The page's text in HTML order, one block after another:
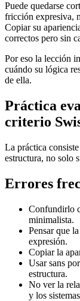
Puede quedarse
fricción expresiva,
Copiar su
correctos pero sin
Por eso la lección
cuándo su lógica
de ella.
Práctica
criterio
La práctica
estructura, no solo
Errores
Confundirlo
minimalista.
Pensar que
expresión.
Copiar la
Usar sans
estructura.
No ver la
y los